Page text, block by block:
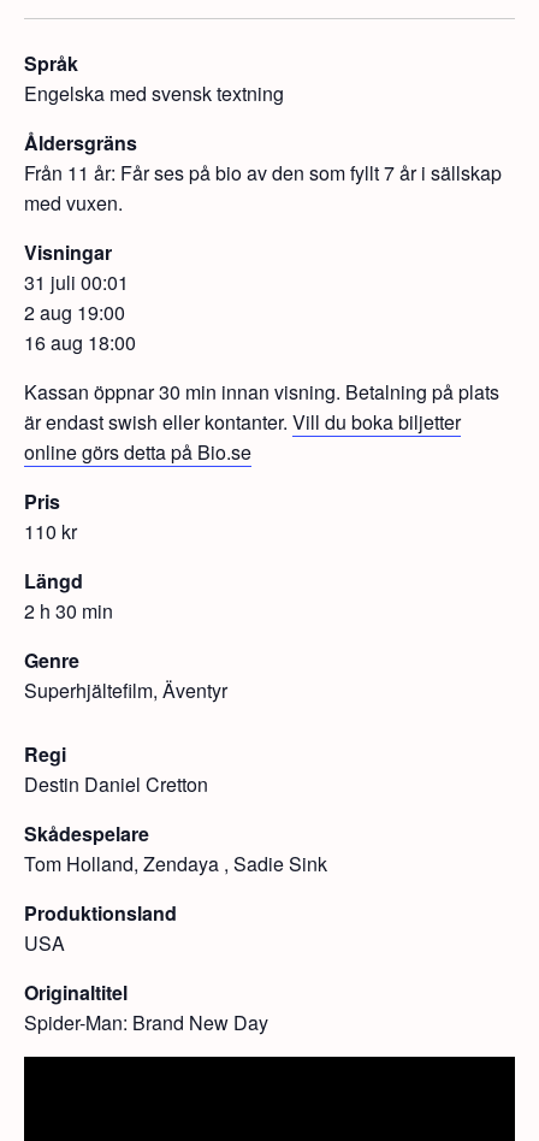
Språk
Engelska med svensk textning
Åldersgräns
Från 11 år: Får ses på bio av den som fyllt 7 år i sällskap
med vuxen.
Visningar
31 juli 00:01
2 aug 19:00
16 aug 18:00
Kassan öppnar 30 min innan visning. Betalning på plats
är endast swish eller kontanter. Vill du boka biljetter
online görs detta på Bio.se
Pris
110 kr
Längd
2 h 30 min
Genre
Superhjältefilm, Äventyr
Regi
Destin Daniel Cretton
Skådespelare
Tom Holland, Zendaya , Sadie Sink
Produktionsland
USA
Originaltitel
Spider-Man: Brand New Day